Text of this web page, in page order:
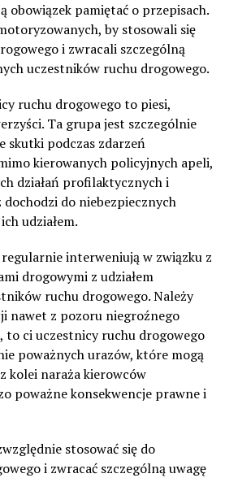
obowiązek pamiętać o przepisach.
by stosowali się
i zwracali szczególną
uczestników ruchu drogowego.
ruchu drogowego to piesi,
Ta grupa jest szczególnie
skutki podczas zdarzeń
kierowanych policyjnych apeli,
działań profilaktycznych i
do niebezpiecznych
udziałem.
interweniują w związku z
drogowymi z udziałem
ruchu drogowego. Należy
nawet z pozoru niegroźnego
to ci uczestnicy ruchu drogowego
poważnych urazów, które mogą
kolei naraża kierowców
poważne konsekwencje prawne i
stosować się do
i zwracać szczególną uwagę